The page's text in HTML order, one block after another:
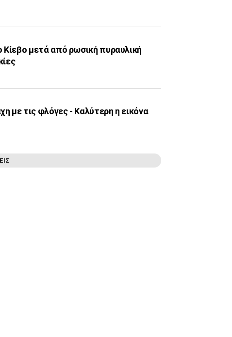
μετά από ρωσική πυραυλική
με τις φλόγες - Καλύτερη η εικόνα